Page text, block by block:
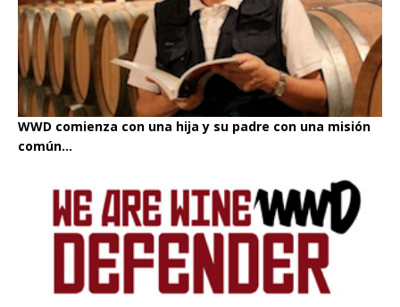
WWD comienza con una hija y su padre con una misión
común...